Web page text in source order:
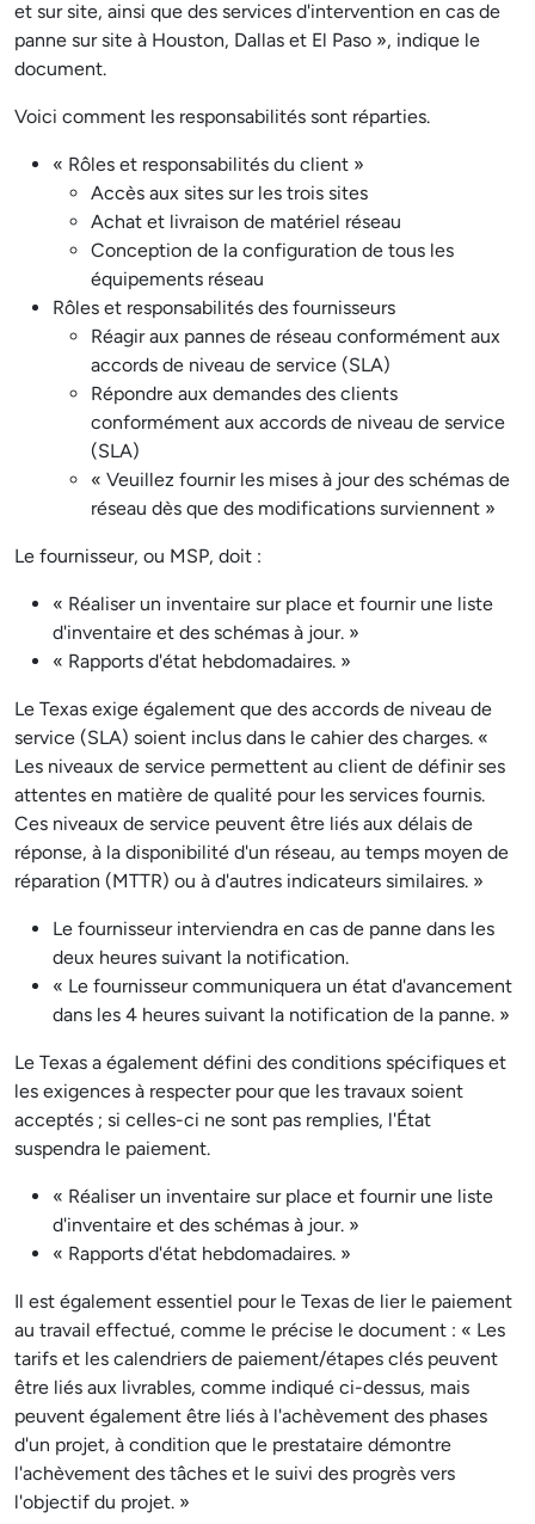
et sur site, ainsi que des services d'intervention en cas de
panne sur site à Houston, Dallas et El Paso », indique le
document.
Voici comment les responsabilités sont réparties.
« Rôles et responsabilités du client »
Accès aux sites sur les trois sites
Achat et livraison de matériel réseau
Conception de la configuration de tous les
équipements réseau
Rôles et responsabilités des fournisseurs
Réagir aux pannes de réseau conformément aux
accords de niveau de service (SLA)
Répondre aux demandes des clients
conformément aux accords de niveau de service
(SLA)
« Veuillez fournir les mises à jour des schémas de
réseau dès que des modifications surviennent »
Le fournisseur, ou MSP, doit :
« Réaliser un inventaire sur place et fournir une liste
d'inventaire et des schémas à jour. »
« Rapports d'état hebdomadaires. »
Le Texas exige également que des accords de niveau de
service (SLA) soient inclus dans le cahier des charges. «
Les niveaux de service permettent au client de définir ses
attentes en matière de qualité pour les services fournis.
Ces niveaux de service peuvent être liés aux délais de
réponse, à la disponibilité d'un réseau, au temps moyen de
réparation (MTTR) ou à d'autres indicateurs similaires. »
Le fournisseur interviendra en cas de panne dans les
deux heures suivant la notification.
« Le fournisseur communiquera un état d'avancement
dans les 4 heures suivant la notification de la panne. »
Le Texas a également défini des conditions spécifiques et
les exigences à respecter pour que les travaux soient
acceptés ; si celles-ci ne sont pas remplies, l'État
suspendra le paiement.
« Réaliser un inventaire sur place et fournir une liste
d'inventaire et des schémas à jour. »
« Rapports d'état hebdomadaires. »
Il est également essentiel pour le Texas de lier le paiement
au travail effectué, comme le précise le document : « Les
tarifs et les calendriers de paiement/étapes clés peuvent
être liés aux livrables, comme indiqué ci-dessus, mais
peuvent également être liés à l'achèvement des phases
d'un projet, à condition que le prestataire démontre
l'achèvement des tâches et le suivi des progrès vers
l'objectif du projet. »